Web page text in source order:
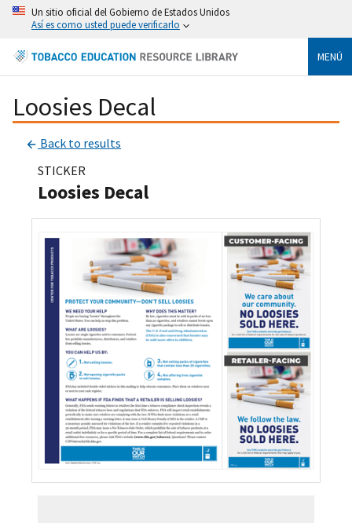
Un sitio oficial del Gobierno de Estados Unidos
Así es como usted puede verificarlo
MENÚ
Loosies Decal
Back to results
STICKER
Loosies Decal